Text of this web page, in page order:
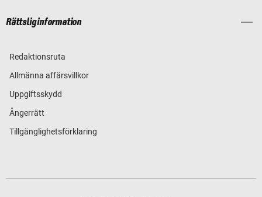
Rättslig information
Redaktionsruta
Allmänna affärsvillkor
Uppgiftsskydd
Ångerrätt
Tillgänglighetsförklaring